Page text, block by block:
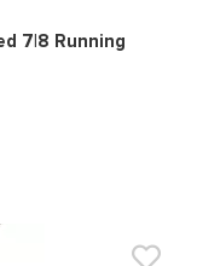
0
7|8 Running